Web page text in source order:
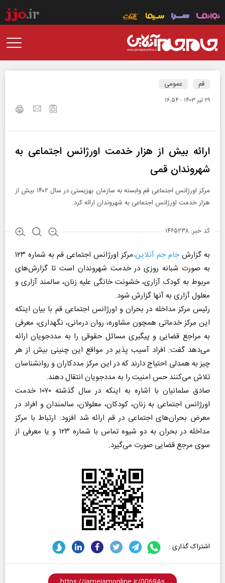
قم عمومی
۲۹ تير ۱۴۰۳ - ۱۶:۵۴
ارائه بیش از هزار خدمت اورژانس اجتماعی به
شهروندان قمی
مرکز اورژانس اجتماعی قم وابسته به سازمان بهزیستی در سال ۱۴۰۲ بیش از
هزار خدمت اورژانس اجتماعی به شهروندان ارائه کرد.
کد خبر: ۱۴۶۵۲۳۸
به گزارش جام جم آنلاین،
مرکز اورژانس اجتماعی قم به شماره ۱۲۳
به صورت شبانه روزی در خدمت شهروندان است تا گزارش‌های
مربوط به کودک آزاری، خشونت خانگی علیه زنان، سالمند آزاری و
معلول آزاری به آنها گزارش شود.
رئیس مرکز مداخله در بحران و اورژانس اجتماعی قم با بیان اینکه
این مرکز خدماتی همچون مشاوره، روان درمانی، نگهداری، معرفی
به مراجع قضایی و پیگیری مسائل حقوقی را به مددجویان ارائه
می‌دهد گفت: افراد آسیب پذیر در مواقع این چنینی بیش از هر
چیز به همدلی احتیاج دارند که در این مرکز مددکاران و روانشناسان
تلاش می‌کنند حس امنیت را به مددجویان انتقال دهند.
صادق سلمانیان با اشاره به اینکه در سال گذشته ۱۰۷۰ خدمت
اورژانس اجتماعی به زنان، کودکان، معلولان، سالمندان و افراد در
معرض بحران‌های اجتماعی در قم ارائه شد افزود: ارتباط با مرکز
مداخله در بحران به دو شیوه تماس با شماره ۱۲۳ و یا معرفی از
سوی مرجع قضایی صورت می‌گیرد.
اشتراک گذاری :